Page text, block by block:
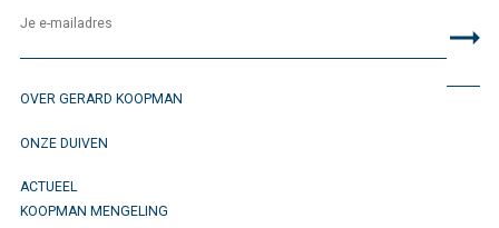
OVER GERARD KOOPMAN
ONZE DUIVEN
ACTUEEL
KOOPMAN MENGELING